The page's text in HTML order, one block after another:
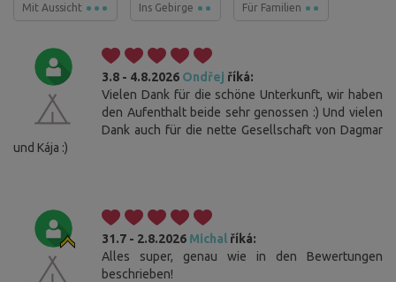
Mit Aussicht Ins Gebirge Für Familien
3.8 - 4.8.2026 Ondřej říká:
Vielen Dank für die schöne Unterkunft, wir haben
den Aufenthalt beide sehr genossen :) Und vielen
Dank auch für die nette Gesellschaft von Dagmar
und Kája :)
31.7 - 2.8.2026 Michal říká:
Alles super, genau wie in den Bewertungen
beschrieben!